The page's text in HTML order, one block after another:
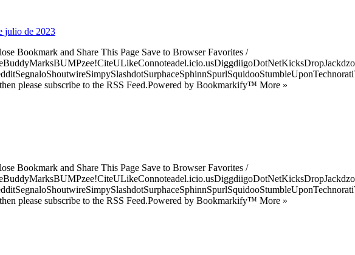
julio de 2023
Bookmark and Share This Page Save to Browser Favorites /
please subscribe to the RSS Feed.Powered by Bookmarkify™ More »
Bookmark and Share This Page Save to Browser Favorites /
please subscribe to the RSS Feed.Powered by Bookmarkify™ More »